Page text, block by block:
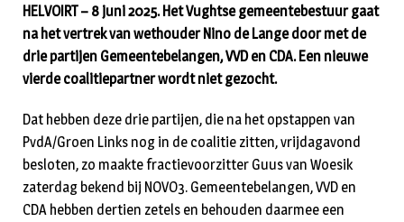
HELVOIRT – 8 juni 2025. Het Vughtse gemeentebestuur gaat
na het vertrek van wethouder Nino de Lange door met de
drie partijen Gemeentebelangen, VVD en CDA. Een nieuwe
vierde coalitiepartner wordt niet gezocht.
Dat hebben deze drie partijen, die na het opstappen van
PvdA/Groen Links nog in de coalitie zitten, vrijdagavond
besloten, zo maakte fractievoorzitter Guus van Woesik
zaterdag bekend bij NOVO3. Gemeentebelangen, VVD en
CDA hebben dertien zetels en behouden daarmee een